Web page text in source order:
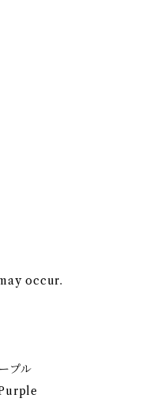
occur.
プル